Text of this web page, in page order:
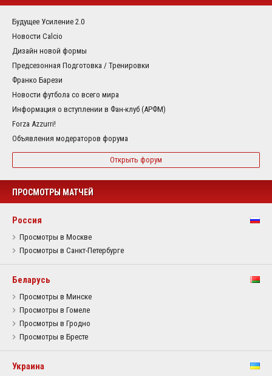
Будущее Усиление 2.0
Новости Calcio
Дизайн новой формы
Предсезонная Подготовка / Тренировки
Франко Барези
Новости футбола со всего мира
Информация о вступлении в Фан-клуб (АРФМ)
Forza Azzurri!
Объявления модераторов форума
Открыть форум
ПРОСМОТРЫ МАТЧЕЙ
Россия
Просмотры в Москве
Просмотры в Санкт-Петербурге
Беларусь
Просмотры в Минске
Просмотры в Гомеле
Просмотры в Гродно
Просмотры в Бресте
Украина